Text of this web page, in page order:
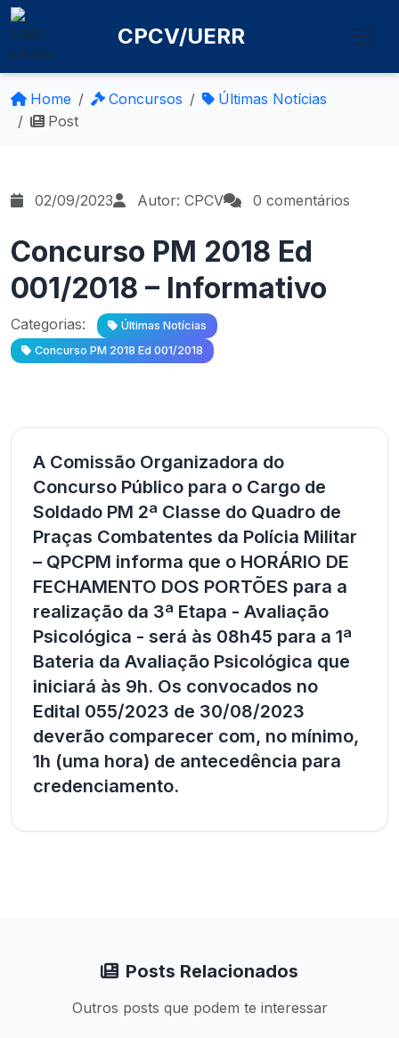
CPCV/UERR
Home Concursos
Últimas Notícias
Post
02/09/2023 Autor: CPCV 0 comentários
Concurso PM 2018 Ed
001/2018 – Informativo
Categorias:
Últimas Notícias
Concurso PM 2018 Ed 001/2018
A Comissão Organizadora do
Concurso Público para o Cargo de
Soldado PM 2ª Classe do Quadro de
Praças Combatentes da Polícia Militar
– QPCPM informa que o HORÁRIO DE
FECHAMENTO DOS PORTÕES para a
realização da 3ª Etapa - Avaliação
Psicológica - será às 08h45 para a 1ª
Bateria da Avaliação Psicológica que
iniciará às 9h. Os convocados no
Edital 055/2023 de 30/08/2023
deverão comparecer com, no mínimo,
1h (uma hora) de antecedência para
credenciamento.
Posts Relacionados
Outros posts que podem te interessar